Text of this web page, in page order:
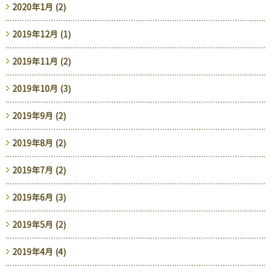
2020年1月 (2)
2019年12月 (1)
2019年11月 (2)
2019年10月 (3)
2019年9月 (2)
2019年8月 (2)
2019年7月 (2)
2019年6月 (3)
2019年5月 (2)
2019年4月 (4)